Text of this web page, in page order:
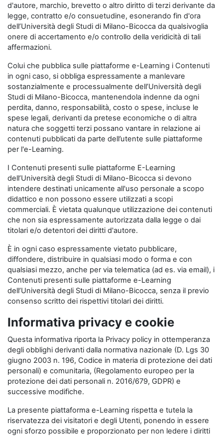
d'autore, marchio, brevetto o altro diritto di terzi derivante da
legge, contratto e/o consuetudine, esonerando fin d'ora
dell’Università degli Studi di Milano-Bicocca da qualsivoglia
onere di accertamento e/o controllo della veridicità di tali
affermazioni.
Colui che pubblica sulle piattaforme e-Learning i Contenuti
in ogni caso, si obbliga espressamente a manlevare
sostanzialmente e processualmente dell’Università degli
Studi di Milano-Bicocca, mantenendola indenne da ogni
perdita, danno, responsabilità, costo o spese, incluse le
spese legali, derivanti da pretese economiche o di altra
natura che soggetti terzi possano vantare in relazione ai
contenuti pubblicati da parte dell’utente sulle piattaforme
per l'e-Learning.
I Contenuti presenti sulle piattaforme E-Learning
dell’Università degli Studi di Milano-Bicocca si devono
intendere destinati unicamente all'uso personale a scopo
didattico e non possono essere utilizzati a scopi
commerciali. È vietata qualunque utilizzazione dei contenuti
che non sia espressamente autorizzata dalla legge o dai
titolari e/o detentori dei diritti d'autore.
È in ogni caso espressamente vietato pubblicare,
diffondere, distribuire in qualsiasi modo o forma e con
qualsiasi mezzo, anche per via telematica (ad es. via email), i
Contenuti presenti sulle piattaforme e-Learning
dell’Università degli Studi di Milano-Bicocca, senza il previo
consenso scritto dei rispettivi titolari dei diritti.
Informativa privacy e cookie
Questa informativa riporta la Privacy policy in ottemperanza
degli obblighi derivanti dalla normativa nazionale (D. Lgs 30
giugno 2003 n. 196, Codice in materia di protezione dei dati
personali) e comunitaria, (Regolamento europeo per la
protezione dei dati personali n. 2016/679, GDPR) e
successive modifiche.
La presente piattaforma e-Learning rispetta e tutela la
riservatezza dei visitatori e degli Utenti, ponendo in essere
ogni sforzo possibile e proporzionato per non ledere i diritti